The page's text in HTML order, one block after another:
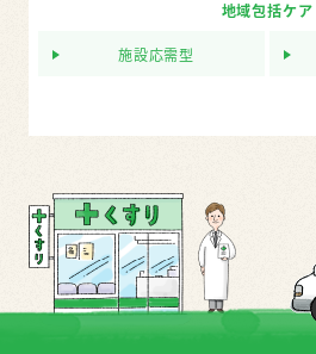
地域包括ケア
施設応需型